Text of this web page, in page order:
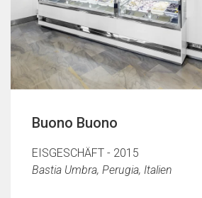
Buono Buono
EISGESCHÄFT - 2015
Bastia Umbra, Perugia, Italien